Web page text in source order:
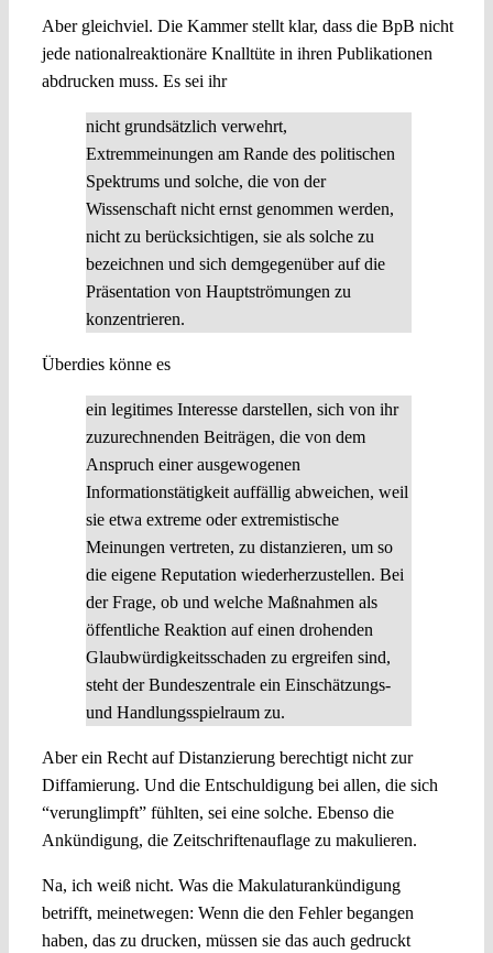
Aber gleichviel. Die Kammer stellt klar, dass die BpB nicht
jede nationalreaktionäre Knalltüte in ihren Publikationen
abdrucken muss. Es sei ihr
nicht grundsätzlich verwehrt,
Extremmeinungen am Rande des politischen
Spektrums und solche, die von der
Wissenschaft nicht ernst genommen werden,
nicht zu berücksichtigen, sie als solche zu
bezeichnen und sich demgegenüber auf die
Präsentation von Hauptströmungen zu
konzentrieren.
Überdies könne es
ein legitimes Interesse darstellen, sich von ihr
zuzurechnenden Beiträgen, die von dem
Anspruch einer ausgewogenen
Informationstätigkeit auffällig abweichen, weil
sie etwa extreme oder extremistische
Meinungen vertreten, zu distanzieren, um so
die eigene Reputation wiederherzustellen. Bei
der Frage, ob und welche Maßnahmen als
öffentliche Reaktion auf einen drohenden
Glaubwürdigkeitsschaden zu ergreifen sind,
steht der Bundeszentrale ein Einschätzungs-
und Handlungsspielraum zu.
Aber ein Recht auf Distanzierung berechtigt nicht zur
Diffamierung. Und die Entschuldigung bei allen, die sich
“verunglimpft” fühlten, sei eine solche. Ebenso die
Ankündigung, die Zeitschriftenauflage zu makulieren.
Na, ich weiß nicht. Was die Makulaturankündigung
betrifft, meinetwegen: Wenn die den Fehler begangen
haben, das zu drucken, müssen sie das auch gedruckt